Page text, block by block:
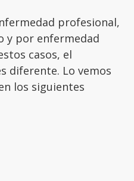
profesional,
y por enfermedad
casos, el
diferente. Lo vemos
los siguientes